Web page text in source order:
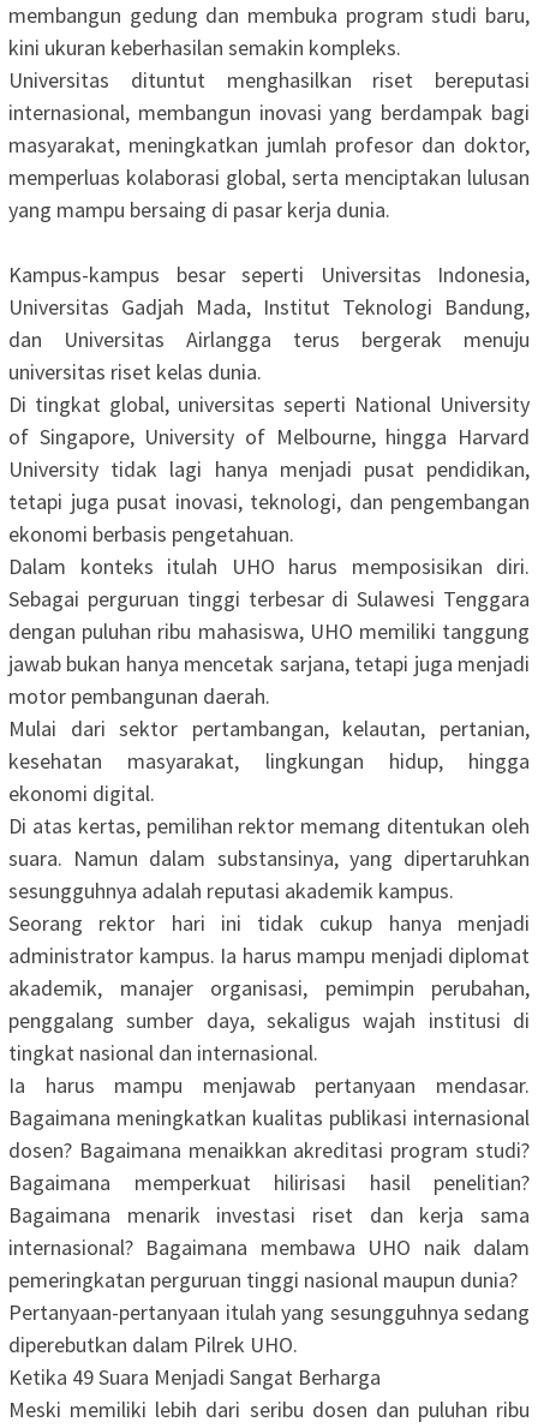
membangun gedung dan membuka program studi baru,
kini ukuran keberhasilan semakin kompleks.
‎Universitas dituntut menghasilkan riset bereputasi
internasional, membangun inovasi yang berdampak bagi
masyarakat, meningkatkan jumlah profesor dan doktor,
memperluas kolaborasi global, serta menciptakan lulusan
yang mampu bersaing di pasar kerja dunia.
‎Kampus-kampus besar seperti Universitas Indonesia,
Universitas Gadjah Mada, Institut Teknologi Bandung,
dan Universitas Airlangga terus bergerak menuju
universitas riset kelas dunia.
‎Di tingkat global, universitas seperti National University
of Singapore, University of Melbourne, hingga Harvard
University tidak lagi hanya menjadi pusat pendidikan,
tetapi juga pusat inovasi, teknologi, dan pengembangan
ekonomi berbasis pengetahuan.
‎Dalam konteks itulah UHO harus memposisikan diri.
Sebagai perguruan tinggi terbesar di Sulawesi Tenggara
dengan puluhan ribu mahasiswa, UHO memiliki tanggung
jawab bukan hanya mencetak sarjana, tetapi juga menjadi
motor pembangunan daerah.
‎Mulai dari sektor pertambangan, kelautan, pertanian,
kesehatan masyarakat, lingkungan hidup, hingga
ekonomi digital.
‎Di atas kertas, pemilihan rektor memang ditentukan oleh
suara. Namun dalam substansinya, yang dipertaruhkan
sesungguhnya adalah reputasi akademik kampus.
‎Seorang rektor hari ini tidak cukup hanya menjadi
administrator kampus. Ia harus mampu menjadi diplomat
akademik, manajer organisasi, pemimpin perubahan,
penggalang sumber daya, sekaligus wajah institusi di
tingkat nasional dan internasional.
‎Ia harus mampu menjawab pertanyaan mendasar.
Bagaimana meningkatkan kualitas publikasi internasional
dosen? Bagaimana menaikkan akreditasi program studi?
Bagaimana memperkuat hilirisasi hasil penelitian?
Bagaimana menarik investasi riset dan kerja sama
internasional? Bagaimana membawa UHO naik dalam
pemeringkatan perguruan tinggi nasional maupun dunia?
‎Pertanyaan-pertanyaan itulah yang sesungguhnya sedang
diperebutkan dalam Pilrek UHO.
‎Ketika 49 Suara Menjadi Sangat Berharga
‎Meski memiliki lebih dari seribu dosen dan puluhan ribu